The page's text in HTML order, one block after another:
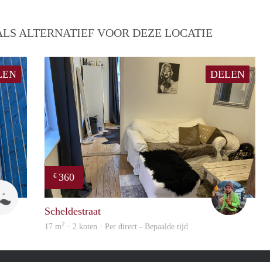
ALTERNATIEF VOOR DEZE LOCATIE
Tom
DELEN
€ 360
Blue
Scheldestraat
17 m2 · 2 koten · Per direct - Bepaalde tijd